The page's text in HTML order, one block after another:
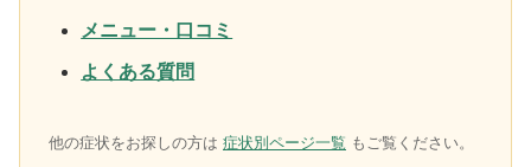
メニュー・口コミ
よくある質問
他の症状をお探しの方は 症状別ページ一覧 もご覧ください。